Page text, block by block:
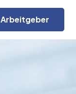
Arbeitgeber